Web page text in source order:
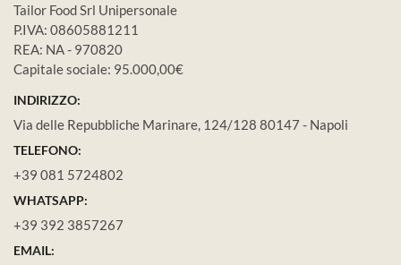
Tailor Food Srl Unipersonale
P.IVA: 08605881211
REA: NA - 970820
Capitale sociale: 95.000,00€
INDIRIZZO:
Via delle Repubbliche Marinare, 124/128 80147 - Napoli
TELEFONO:
+39 081 5724802
WHATSAPP:
+39 392 3857267
EMAIL: